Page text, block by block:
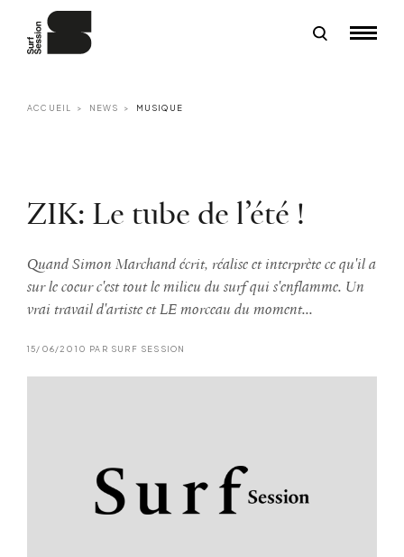
ACCUEIL NEWS MUSIQUE
ZIK: Le tube de l’été !
Quand Simon Marchand écrit, réalise et interprète ce qu'il a
sur le coeur c'est tout le milieu du surf qui s'enflamme. Un
vrai travail d'artiste et LE morceau du moment...
15/06/2010 PAR SURF SESSION